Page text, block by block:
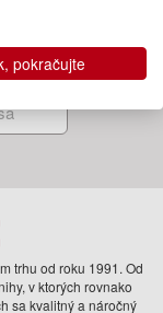
a akciách
trhu od roku 1991. Od
v ktorých rovnako
sa kvalitný a náročný
pokračujte